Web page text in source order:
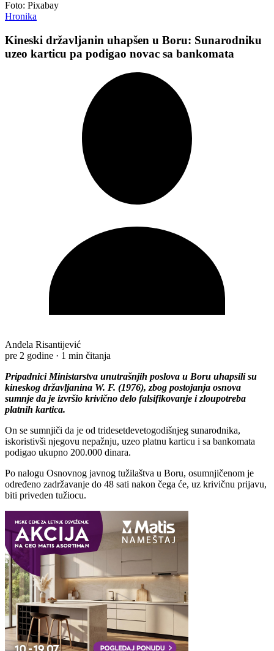
Foto: Pixabay
Hronika
Kineski državljanin uhapšen u Boru: Sunarodniku
uzeo karticu pa podigao novac sa bankomata
Anđela Risantijević
pre 2 godine · 1 min čitanja
Pripadnici Ministarstva unutrašnjih poslova u Boru uhapsili su
kineskog državljanina W. F. (1976), zbog postojanja osnova
sumnje da je izvršio krivično delo falsifikovanje i zloupotreba
platnih kartica.
On se sumnjiči da je od tridesetdevetogodišnjeg sunarodnika,
iskoristivši njegovu nepažnju, uzeo platnu karticu i sa bankomata
podigao ukupno 200.000 dinara.
Po nalogu Osnovnog javnog tužilaštva u Boru, osumnjičenom je
određeno zadržavanje do 48 sati nakon čega će, uz krivičnu prijavu,
biti priveden tužiocu.